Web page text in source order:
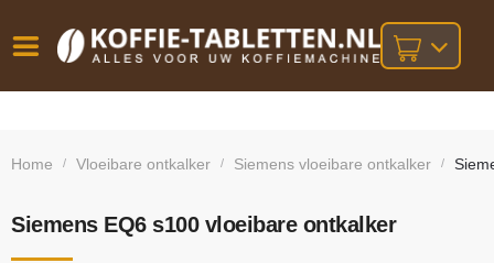
besteld,
bij orders
Home / Vloeibare ontkalker / Siemens vloeibare ontkalker /
Siemens EQ6 s100 vloeibare ontkalker